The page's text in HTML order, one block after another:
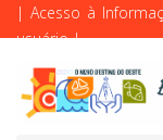
| Acesso à
usuário|